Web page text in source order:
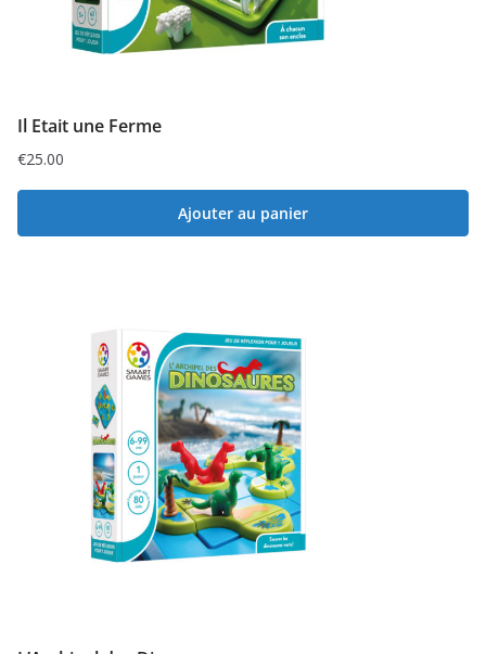
Il Etait une Ferme
€25.00
Ajouter au panier